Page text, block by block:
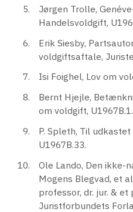
Jørgen Trolle,
Handelsvoldgift,
Erik Siesby,
voldgiftsaftale,
Isi Foighel, Lov om
Bernt Hjejle,
om voldgift, U1967B.1.
P. Spleth, Til
U1967B.33.
Ole Lando, Den ikke-
Mogens Blegvad, et
professor, dr. jur. & et
Juristforbundets